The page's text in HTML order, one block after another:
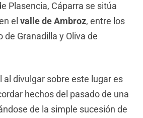
Plasencia, Cáparra se sitúa
el valle de Ambroz, entre los
de Granadilla y Oliva de
al divulgar sobre este lugar es
hechos del pasado de una
de la simple sucesión de